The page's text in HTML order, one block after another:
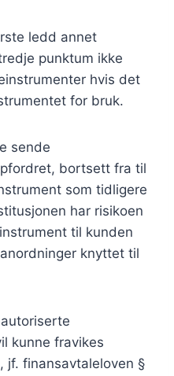
ledd annet
punktum ikke
hvis det
for bruk.
sende
bortsett fra til
som tidligere
har risikoen
til kunden
knyttet til
kunne fravikes
jf. finansavtaleloven §